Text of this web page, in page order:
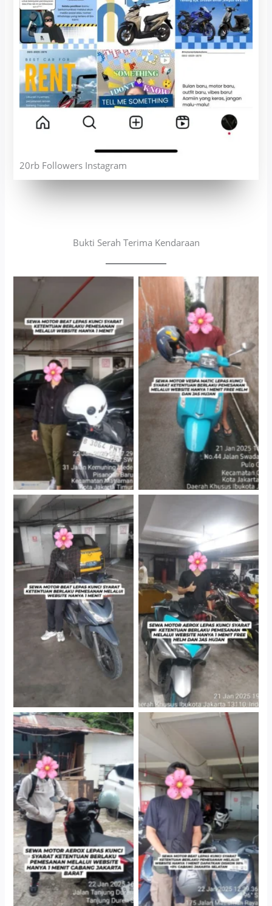
20rb Followers Instagram
Bukti Serah Terima Kendaraan
Cityplaza Jatinegara
Gedung Parkir P6A
Antar Jemput Kendaraan
Cityplaza Jatinegara
Gedung Parkir P6A
Cityplaza Jatinegara
Gedung Parkir P6A
Cabang Jakarta Barat
Cityplaza Jatinegara
Gedung Parkir P6A